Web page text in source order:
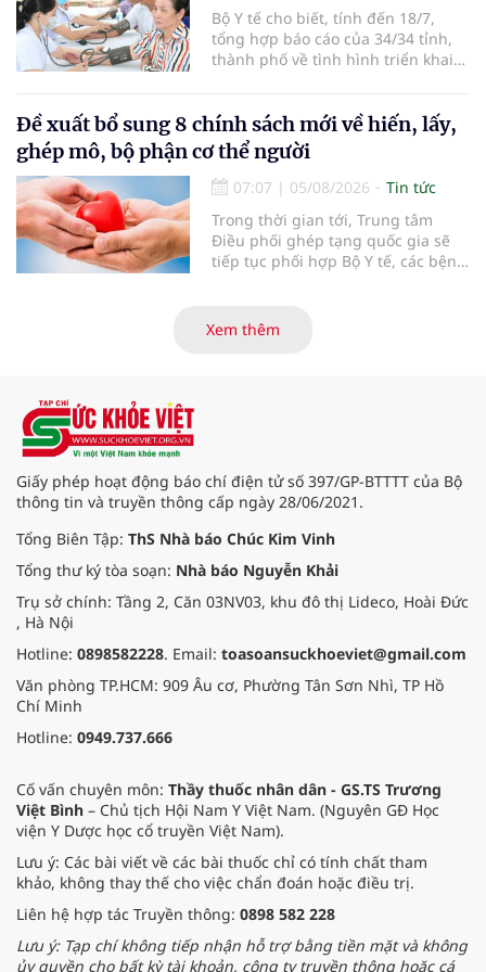
Bộ Y tế cho biết, tính đến 18/7,
tổng hợp báo cáo của 34/34 tỉnh,
thành phố về tình hình triển khai
nhận 32.286.360 người, chiếm gần
30% dân số cả nước đã được khám
sức khỏe định kỳ năm nay.
Đề xuất bổ sung 8 chính sách mới về hiến, lấy,
ghép mô, bộ phận cơ thể người
07:07 | 05/08/2026
Tin tức
Trong thời gian tới, Trung tâm
Điều phối ghép tạng quốc gia sẽ
tiếp tục phối hợp Bộ Y tế, các bệnh
cường truyền thông, hoàn thiện
quy trình chuyên môn và hệ thống
Xem thêm
Giấy phép hoạt động báo chí điện tử số 397/GP-BTTTT của Bộ
thông tin và truyền thông cấp ngày 28/06/2021.
Tổng Biên Tập: ThS Nhà báo Chúc Kim Vinh
Tổng thư ký tòa soạn: Nhà báo Nguyễn Khải
Trụ sở chính: Tầng 2, Căn 03NV03, khu đô thị Lideco, Hoài Đức
, Hà Nội
Hotline: 0898582228. Email: toasoansuckhoeviet@gmail.com
Văn phòng TP.HCM: 909 Âu cơ, Phường Tân Sơn Nhì, TP Hồ
Chí Minh
Hotline: 0949.737.666
Cố vấn chuyên môn: Thầy thuốc nhân dân - GS.TS Trương
Việt Bình – Chủ tịch Hội Nam Y Việt Nam. (Nguyên GĐ Học
viện Y Dược học cổ truyền Việt Nam).
Lưu ý: Các bài viết về các bài thuốc chỉ có tính chất tham
khảo, không thay thế cho việc chẩn đoán hoặc điều trị.
Liên hệ hợp tác Truyền thông: 0898 582 228
Lưu ý: Tạp chí không tiếp nhận hỗ trợ bằng tiền mặt và không
ủy quyền cho bất kỳ tài khoản, công ty truyền thông hoặc cá